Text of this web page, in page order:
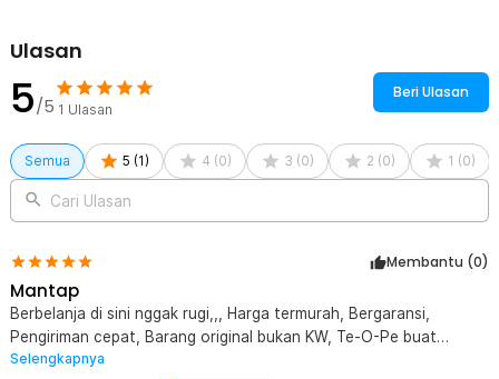
tetap stabil. Memberikan performa optimal dalam jangka panjang.
Sertifikat Dealer Resmi
Ulasan
5/5 1 Ulasan
Beri Ulasan
Semua 5 (1 ) 4 (0) 3 (0) 2 (0) 1 (0)
Cari Ulasan
Membantu (0)
Mantap
Berbelanja di sini nggak rugi,,, Harga termurah, Bergaransi,
Pengiriman cepat, Barang original bukan KW, Te-O-Pe buat
jakarta notebook...!!! selanjutnya biar bintang yang menilai
Selengkapnya